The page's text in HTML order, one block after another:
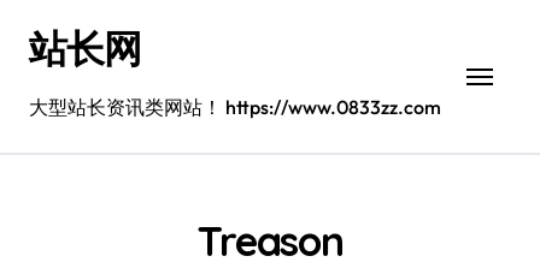
站长网
大型站长资讯类网站！ https://www.0833zz.com
Treason